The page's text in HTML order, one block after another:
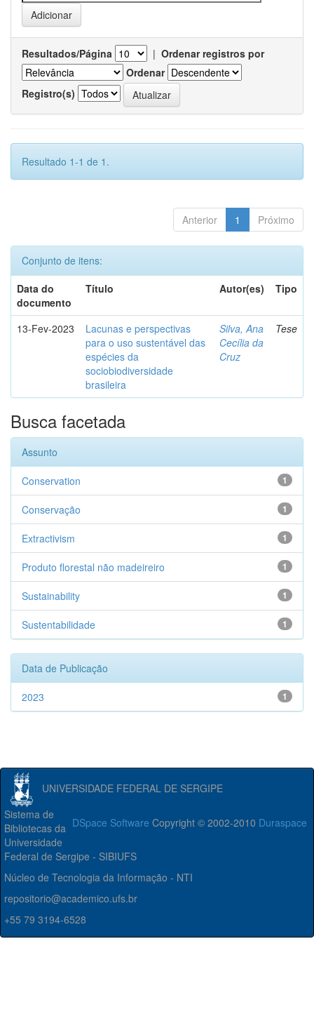
Resultados/Página | Ordenar registros por
Ordenar
Registro(s)
Resultado 1-1 de 1.
Anterior 1 Próximo
Conjunto de itens:
Data do
documento
Título Autor(es) Tipo
13-Fev-2023
Lacunas e perspectivas
para o uso sustentável das
espécies da
sociobiodiversidade
brasileira
Silva, Ana
Cecília da
Cruz
Tese
Busca facetada
Assunto
1
Conservation
1
Conservação
1
Extractivism
1
Produto florestal não madeireiro
1
Sustainability
1
Sustentabilidade
Data de Publicação
1
2023
UNIVERSIDADE FEDERAL DE SERGIPE
DSpace Software Copyright © 2002-2010 Duraspace
Sistema de
Bibliotecas da
Universidade
Federal de Sergipe - SIBIUFS
Núcleo de Tecnologia da Informação - NTI
repositorio@academico.ufs.br
+55 79 3194-6528